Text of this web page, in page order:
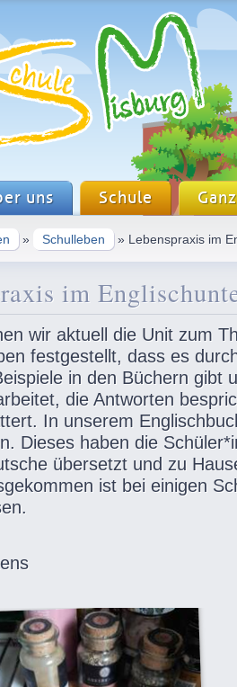
uns Schule
» Schulleben » Lebenspraxis im
im
wir aktuell die Unit zum
festgestellt, dass es
in den Büchern gibt
die Antworten
In unserem
Dieses haben die
übersetzt und zu
ist bei einigen